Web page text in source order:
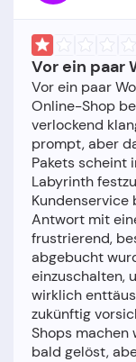
Vor ein paar
Vor ein paar
Online-Shop
verlockend
prompt, aber
Pakets scheint
Labyrinth
Kundenservice
Antwort mit
frustrierend,
abgebucht
einzuschalten,
wirklich
zukünftig
Shops machen
bald gelöst,